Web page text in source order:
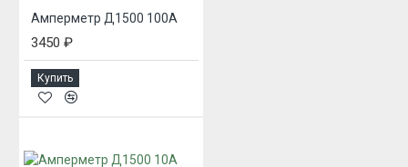
Амперметр Д1500 100А
3450 ₽
Купить